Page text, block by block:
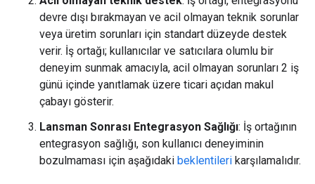
devre dışı bırakmayan ve acil olmayan teknik sorunlar
veya üretim sorunları için standart düzeyde destek
verir. İş ortağı; kullanıcılar ve satıcılara olumlu bir
deneyim sunmak amacıyla, acil olmayan sorunları 2 iş
günü içinde yanıtlamak üzere ticari açıdan makul
çabayı gösterir.
Lansman Sonrası Entegrasyon Sağlığı: İş ortağının
entegrasyon sağlığı, son kullanıcı deneyiminin
bozulmaması için aşağıdaki beklentileri karşılamalıdır.